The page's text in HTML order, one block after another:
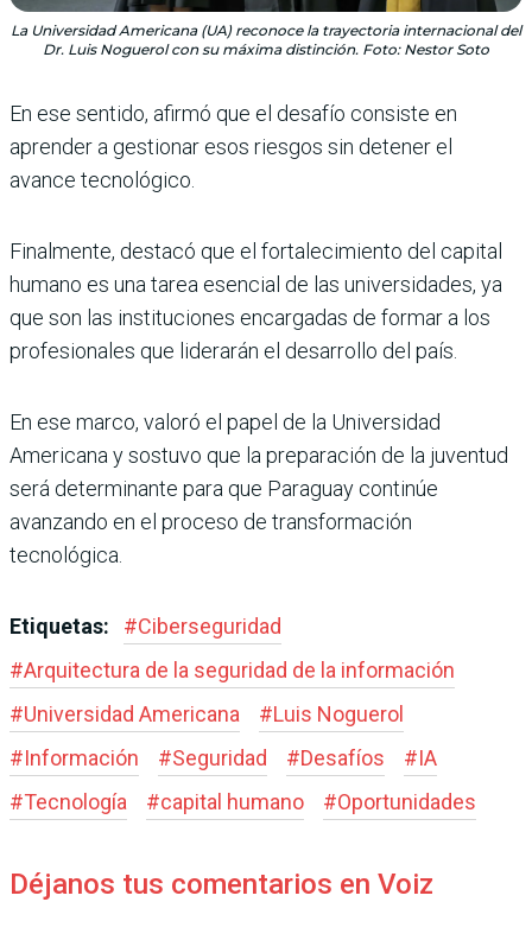
La Universidad Americana (UA) reconoce la trayectoria internacional del
Dr. Luis Noguerol con su máxima distinción. Foto: Nestor Soto
En ese sentido, afirmó que el desafío consiste en
aprender a gestionar esos riesgos sin detener el
avance tecnológico.
Finalmente, destacó que el fortalecimiento del capital
humano es una tarea esencial de las universidades, ya
que son las instituciones encargadas de formar a los
profesionales que liderarán el desarrollo del país.
En ese marco, valoró el papel de la Universidad
Americana y sostuvo que la preparación de la juventud
será determinante para que Paraguay continúe
avanzando en el proceso de transformación
tecnológica.
Etiquetas: #Ciberseguridad
#Arquitectura de la seguridad de la información
#Universidad Americana #Luis Noguerol
#Información #Seguridad #Desafíos #IA
#Tecnología #capital humano #Oportunidades
Déjanos tus comentarios en Voiz